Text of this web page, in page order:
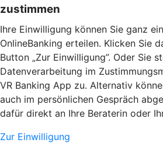
zustimmen
Ihre Einwilligung können Sie ganz
OnlineBanking erteilen. Klicken Sie
Button „Zur Einwilligung”. Oder Sie
Datenverarbeitung im
VR Banking App zu. Alternativ
auch im persönlichen Gespräch
dafür direkt an Ihre Beraterin oder
Zur Einwilligung